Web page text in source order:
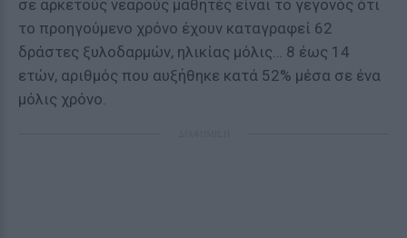
σε αρκετούς νεαρούς μαθητές είναι το γεγονός ότι
το προηγούμενο χρόνο έχουν καταγραφεί 62
δράστες ξυλοδαρμών, ηλικίας μόλις… 8 έως 14
ετών, αριθμός που αυξήθηκε κατά 52% μέσα σε ένα
μόλις χρόνο.